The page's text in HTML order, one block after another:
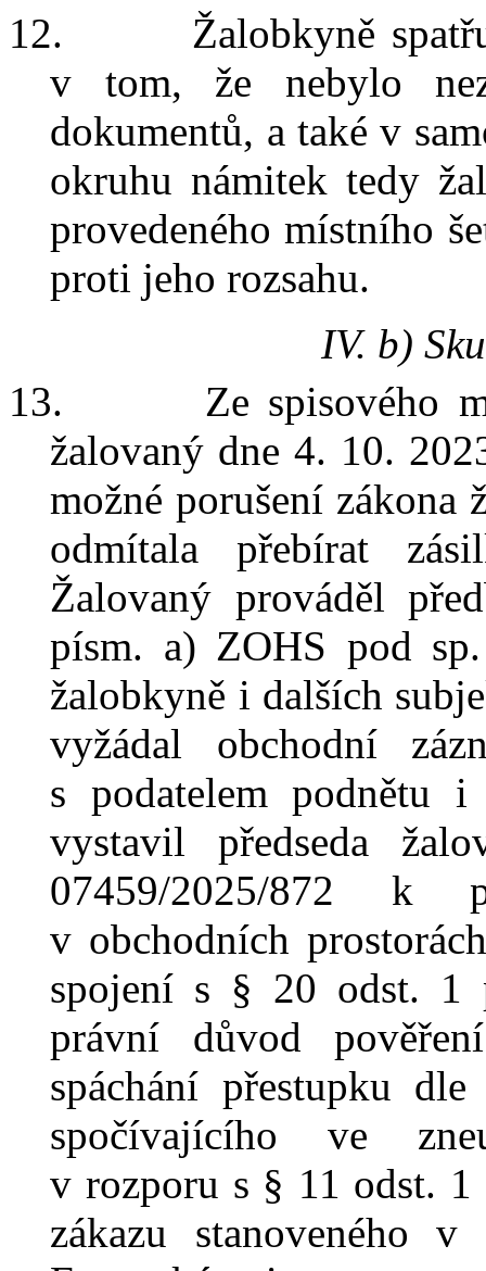
12.
Žalobkyně
v
tom, že nebylo
dokumentů, a takév
okruhu námitek tedy
provedeného místního
proti jeho rozsahu.
IV. b)
13.
Ze spisového
žalovaný dne 4. 10.
možné porušení
odmítala přebírat
Žalovaný prováděl
písm. a) ZOHS pod
žalobkyně i dalších
vyžádal obchodní
s podatelem podnětu
vystavil předseda
07459/2025/872 k
v obchodních
spojení s § 20 odst. 1
právní důvod
spáchání přestupku
spočívajícího ve
v rozporu s § 11 odst. 1
zákazu stanoveného